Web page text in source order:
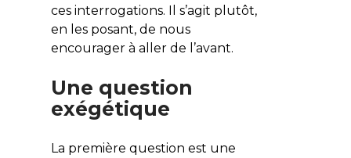
ces interrogations. Il s’agit plutôt,
en les posant, de nous
encourager à aller de l’avant.
Une question
exégétique
La première question est une